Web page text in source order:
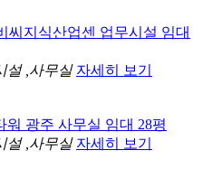
씨지식산업센 업무시설 임대
설 ,사무실 자세히 보기
워 광주 사무실 임대 28평
설 ,사무실 자세히 보기